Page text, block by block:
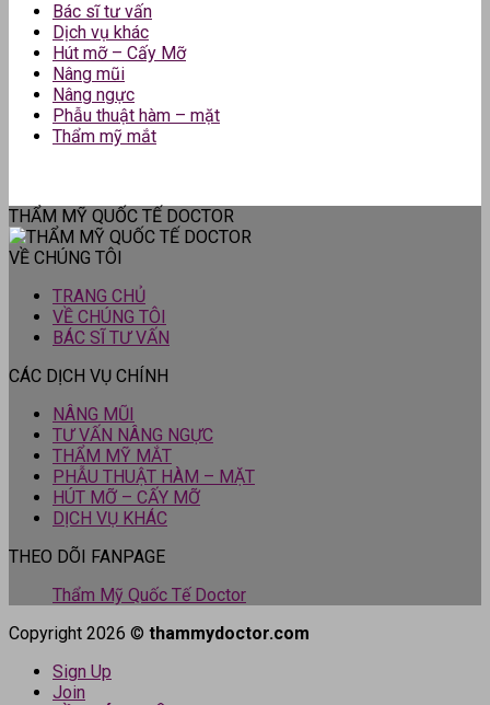
Bác sĩ tư vấn
Dịch vụ khác
Hút mỡ – Cấy Mỡ
Nâng mũi
Nâng ngực
Phẫu thuật hàm – mặt
Thẩm mỹ mắt
THẨM MỸ QUỐC TẾ DOCTOR
VỀ CHÚNG TÔI
TRANG CHỦ
VỀ CHÚNG TÔI
BÁC SĨ TƯ VẤN
CÁC DỊCH VỤ CHÍNH
NÂNG MŨI
TƯ VẤN NÂNG NGỰC
THẨM MỸ MẮT
PHẪU THUẬT HÀM – MẶT
HÚT MỠ – CẤY MỠ
DỊCH VỤ KHÁC
THEO DÕI FANPAGE
Thẩm Mỹ Quốc Tế Doctor
Copyright 2026 © thammydoctor.com
Sign Up
Join